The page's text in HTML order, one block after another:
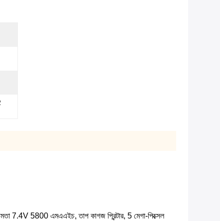
ক্ষমতা 7.4V 5800 এমএএইচ, তাপ কাগজ প্রিন্টার, 5 মেগা-পিক্সেল